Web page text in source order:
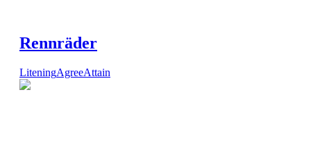
Rennräder
LiteningAgreeAttain